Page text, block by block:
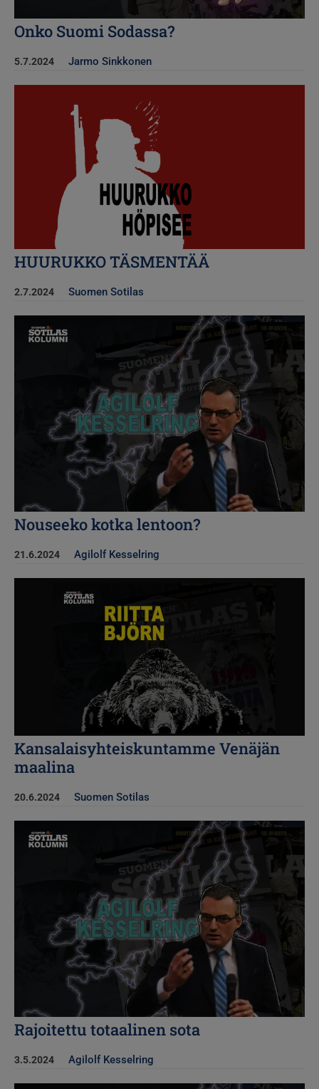
Onko Suomi Sodassa?
5.7.2024 Jarmo Sinkkonen
HUURUKKO TÄSMENTÄÄ
2.7.2024 Suomen Sotilas
Kuva
Nouseeko kotka lentoon?
21.6.2024 Agilolf Kesselring
Kansalaisyhteiskuntamme Venäjän
maalina
20.6.2024 Suomen Sotilas
Kuva
Rajoitettu totaalinen sota
3.5.2024 Agilolf Kesselring